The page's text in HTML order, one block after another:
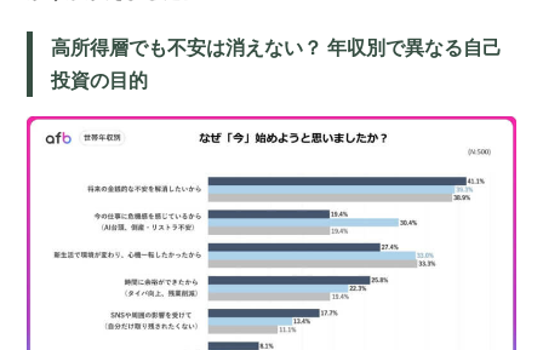
高所得層でも不安は消えない？ 年収別で異なる自己
投資の目的